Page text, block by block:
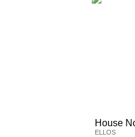
House
ELLOS